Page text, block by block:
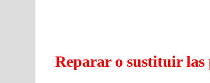
Reparar o sustituir las